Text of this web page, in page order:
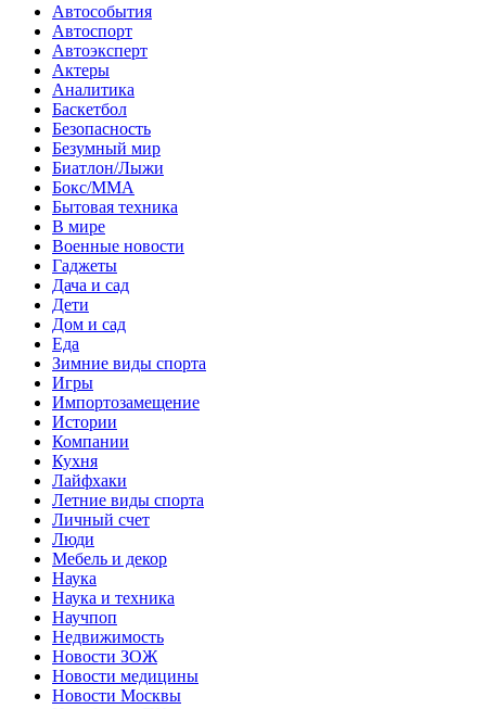
Автособытия
Автоспорт
Автоэксперт
Актеры
Аналитика
Баскетбол
Безопасность
Безумный мир
Биатлон/Лыжи
Бокс/MMA
Бытовая техника
В мире
Военные новости
Гаджеты
Дача и сад
Дети
Дом и сад
Еда
Зимние виды спорта
Игры
Импортозамещение
Истории
Компании
Кухня
Лайфхаки
Летние виды спорта
Личный счет
Люди
Мебель и декор
Наука
Наука и техника
Научпоп
Недвижимость
Новости ЗОЖ
Новости медицины
Новости Москвы